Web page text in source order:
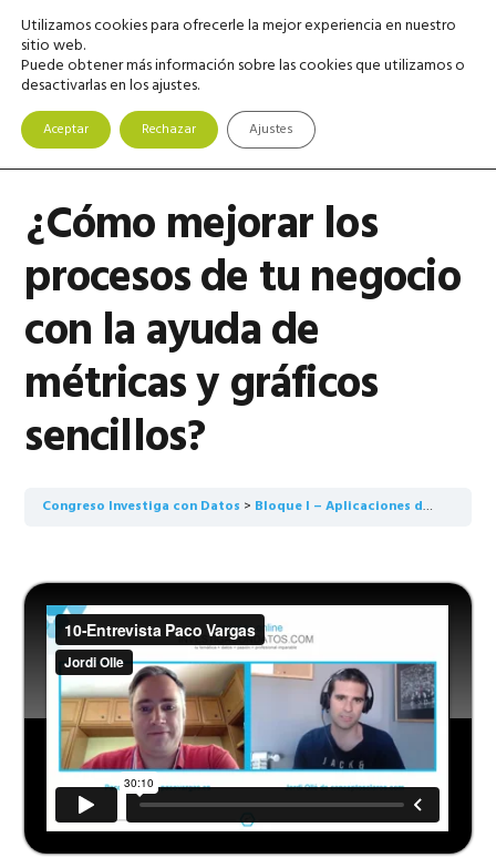
Saltar
navegación
principal
Saltar
contenido
principal
Saltar
barra
lateral
principal
MENU
¿Cómo mejorar los
procesos de tu negocio
con la ayuda de
métricas y gráficos
sencillos?
Congreso Investiga con Datos Bloque I – Aplicaciones de Análisis de Datos (parte I)
Utilizamos cookies para ofrecerle la mejor experiencia en nuestro
sitio web.
Puede obtener más información sobre las cookies que utilizamos o
desactivarlas en los ajustes.
Aceptar Rechazar Ajustes